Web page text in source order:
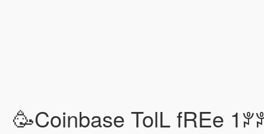
🥳️Coinbase TolL fREe